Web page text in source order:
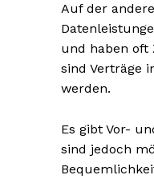
Auf der
und haben oft
sind Verträge
werden.
Es gibt Vor-
sind jedoch